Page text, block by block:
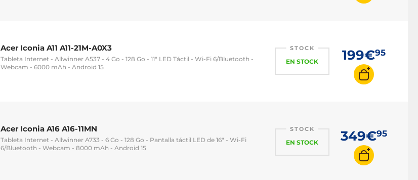
Acer Iconia A11 A11-21M-A0X3
Tableta Internet - Allwinner A537 - 4 Go - 128 Go - 11" LED Táctil - Wi-Fi 6/Bluetooth -
Webcam - 6000 mAh - Android 15
STOCK
EN STOCK 199€95
Acer Iconia A16 A16-11MN
Tableta Internet - Allwinner A733 - 6 Go - 128 Go - Pantalla táctil LED de 16" - Wi-Fi
6/Bluetooth - Webcam - 8000 mAh - Android 15
STOCK
EN STOCK 349€95